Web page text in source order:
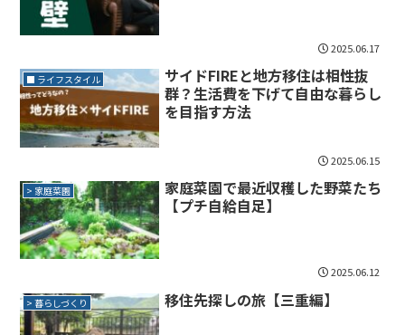
2025.06.17
■ ライフスタイル
サイドFIREと地方移住は相性抜
群？生活費を下げて自由な暮らし
を目指す方法
2025.06.15
> 家庭菜園
家庭菜園で最近収穫した野菜たち
【プチ自給自足】
2025.06.12
> 暮らしづくり 移住先探しの旅【三重編】